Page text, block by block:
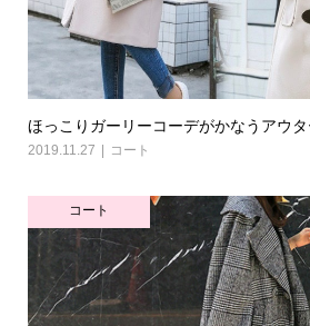
ほっこりガーリーコーデがかなうアウ
2019.11.27 コート
コート